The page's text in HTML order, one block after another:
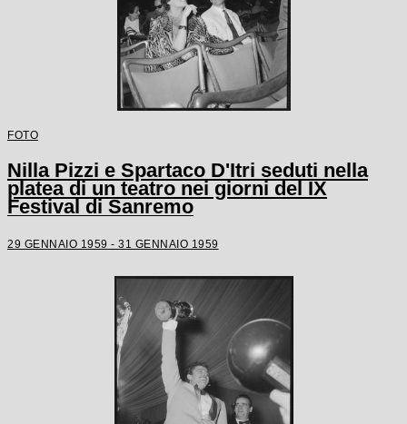
FOTO
Nilla Pizzi e Spartaco D'Itri seduti nella
platea di un teatro nei giorni del IX
Festival di Sanremo
29 GENNAIO 1959 - 31 GENNAIO 1959